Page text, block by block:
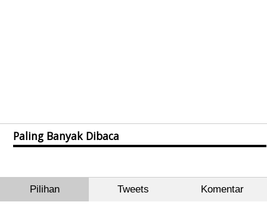
Paling Banyak Dibaca
Pilihan Tweets Komentar